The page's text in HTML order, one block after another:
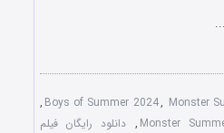
Boys of Summer 2024, Monster
,
, دانلود رایگان فیلم